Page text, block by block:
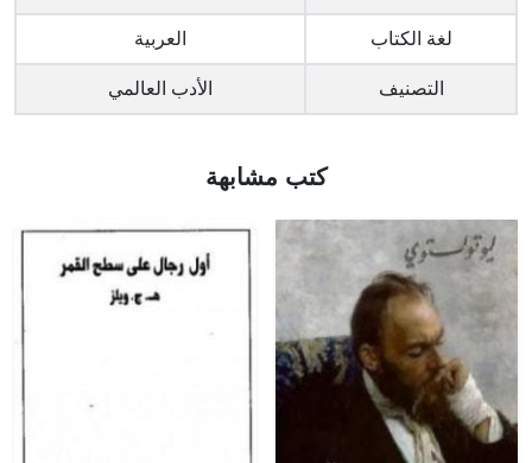
لغة الكتاب العربية
التصنيف الأدب العالمي
كتب مشابهة